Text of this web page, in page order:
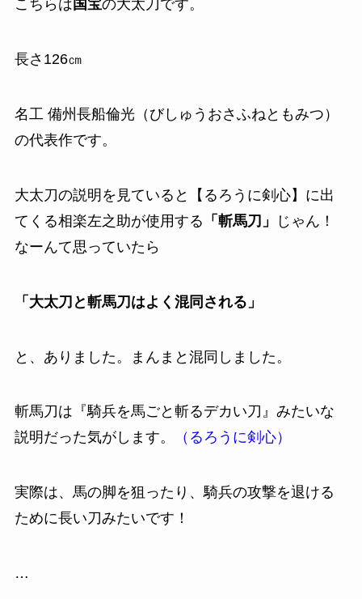
こちらは 国宝の大太刀です。
長さ126㎝
名工 備州長船倫光（びしゅうおさふねともみつ）
の代表作です。
大太刀の説明を見ていると【るろうに剣心】に出
てくる相楽左之助が使用する 「斬馬刀」
じゃん！
なーんて思っていたら
「大太刀と斬馬刀はよく混同される」
と、ありました。まんまと混同しました。
斬馬刀は『騎兵を馬ごと斬るデカい刀』みたいな
説明だった気がします。
（るろうに剣心）
実際は、馬の脚を狙ったり、騎兵の攻撃を退ける
ために長い刀みたいです！
…